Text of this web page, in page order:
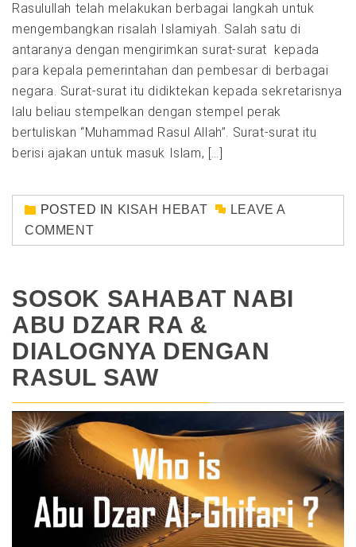
Rasulullah telah melakukan berbagai langkah untuk
mengembangkan risalah Islamiyah. Salah satu di
antaranya dengan mengirimkan surat-surat kepada
para kepala pemerintahan dan pembesar di berbagai
negara. Surat-surat itu didiktekan kepada sekretarisnya
lalu beliau stempelkan dengan stempel perak
bertuliskan “Muhammad Rasul Allah”. Surat-surat itu
berisi ajakan untuk masuk Islam, […]
POSTED IN KISAH HEBAT
LEAVE A
COMMENT
SOSOK SAHABAT NABI
ABU DZAR RA &
DIALOGNYA DENGAN
RASUL SAW